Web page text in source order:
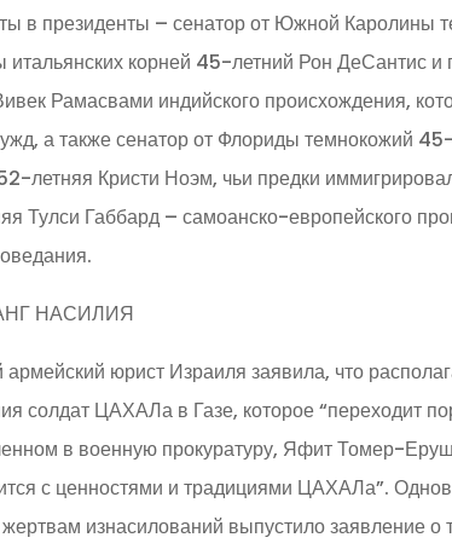
в президенты – сенатор от Южной Каролины
итальянских корней 45-летний Рон ДеСантис
Рамасвами индийского происхождения,
а также сенатор от Флориды темнокожий
летняя Кристи Ноэм, чьи предки
Тулси Габбард – самоанско-европейского
НАСИЛИЯ
юрист Израиля заявила, что
солдат ЦАХАЛа в Газе, которое “переходит
в военную прокуратуру, Яфит Томер-
с ценностями и традициями ЦАХАЛа”.
изнасилований выпустило заявление о